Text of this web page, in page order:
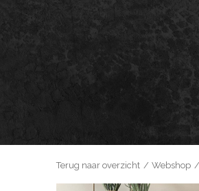
Terug naar overzicht Webshop